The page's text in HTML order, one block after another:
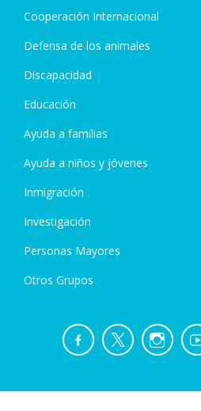
Cooperación Internacional
Defensa de los animales
Discapacidad
Educación
Ayuda a familias
Ayuda a niños y jóvenes
Inmigración
Investigación
Personas Mayores
Otros Grupos